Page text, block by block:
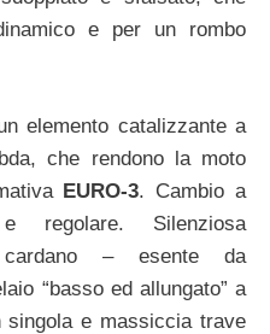
e per un rombo
elemento catalizzante a
che rendono la moto
EURO-3. Cambio a
regolare. Silenziosa
– esente da
“basso ed allungato” a
e massiccia trave